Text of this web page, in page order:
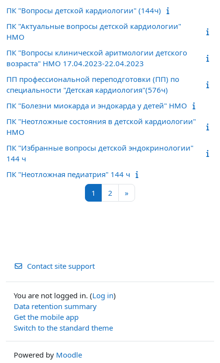
ПК "Вопросы детской кардиологии" (144ч)
ПК "Актуальные вопросы детской кардиологии"
НМО
ПК "Вопросы клинической аритмологии детского
возраста" НМО 17.04.2023-22.04.2023
ПП профессиональной переподготовки (ПП) по
специальности "Детская кардиология"(576ч)
ПК "Болезни миокарда и эндокарда у детей" НМО
ПК "Неотложные состояния в детской кардиологии"
НМО
ПК "Избранные вопросы детской эндокринологии"
144 ч
ПК "Неотложная педиатрия" 144 ч
1 Page 1
2 Page 2
»
Contact site support
You are not logged in. (Log in)
Data retention summary
Get the mobile app
Switch to the standard theme
Powered by Moodle